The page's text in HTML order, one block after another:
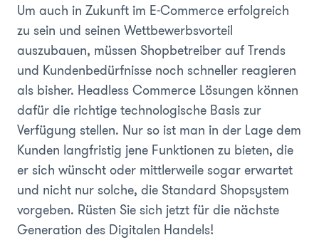
Um auch in Zukunft im E-Commerce erfolgreich
zu sein und seinen Wettbewerbsvorteil
auszubauen, müssen Shopbetreiber auf Trends
und Kundenbedürfnisse noch schneller reagieren
als bisher. Headless Commerce Lösungen können
dafür die richtige technologische Basis zur
Verfügung stellen. Nur so ist man in der Lage dem
Kunden langfristig jene Funktionen zu bieten, die
er sich wünscht oder mittlerweile sogar erwartet
und nicht nur solche, die Standard Shopsystem
vorgeben. Rüsten Sie sich jetzt für die nächste
Generation des Digitalen Handels!